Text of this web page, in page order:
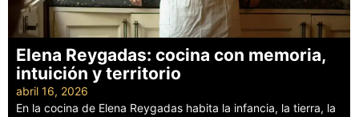
Elena Reygadas: cocina con memoria,
intuición y territorio
abril 16, 2026
En la cocina de Elena Reygadas habita la infancia, la tierra, la